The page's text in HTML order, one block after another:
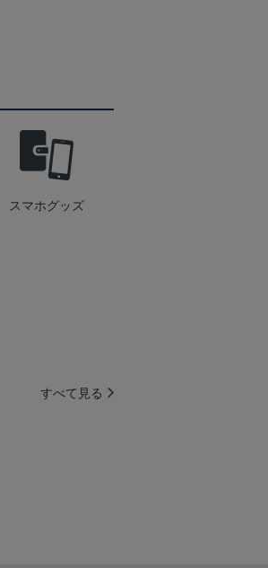
スマホグッズ
すべて見る